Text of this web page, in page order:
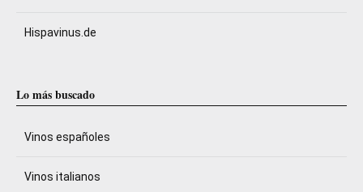
Hispavinus.de
Lo más buscado
Vinos españoles
Vinos italianos